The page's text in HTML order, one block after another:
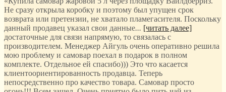
Не сразу открыла коробку и поэтому был упущен срок
возврата или претензии, не хватало пламегасителя. Поскольку
данный продавец указал свои данные... [читать далее]
достаточные для связи напрямую, то связалась с
производителем. Менеджер Айгуль очень оперативно решила
мою проблему и самовар поехал в подарок в полном
комплекте. Отдельное ей спасибо))) Это что касается
клиентоориентированность продавца. Теперь
непосредственно про качество товара. Самовар просто